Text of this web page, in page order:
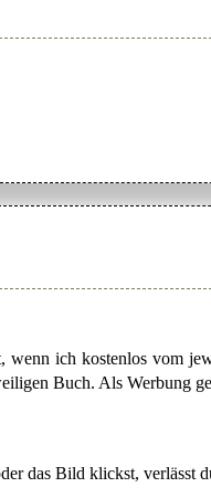
wenn ich kostenlos vom
Buch. Als Werbung
das Bild klickst, verlässt